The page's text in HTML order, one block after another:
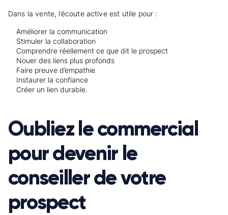
Dans la vente, l’écoute active est utile pour :
Améliorer la communication
Stimuler la collaboration
Comprendre réellement ce que dit le prospect
Nouer des liens plus profonds
Faire preuve d’empathie
Instaurer la confiance
Créer un lien durable.
Oubliez le commercial
pour devenir le
conseiller de votre
prospect